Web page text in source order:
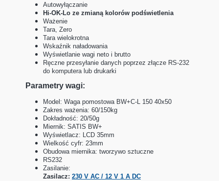
Autowyłączanie
Hi-OK-Lo ze zmianą kolorów podświetlenia
Ważenie
Tara, Zero
Tara wielokrotna
Wskaźnik naładowania
Wyświetlanie wagi neto i brutto
Ręczne przesyłanie danych poprzez złącze RS-232
do komputera lub drukarki
Parametry wagi:
Model: Waga pomostowa BW+C-L 150 40x50
Zakres ważenia: 60/150kg
Dokładność: 20/50g
Miernik: SATIS BW+
Wyświetlacz: LCD 35mm
Wielkość cyfr: 23mm
Obudowa miernika: tworzywo sztuczne
RS232
Zasilanie:
Zasilacz: 230 V AC / 12 V 1 A DC